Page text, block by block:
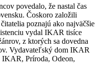
povedalo, že nastal čas
Čoskoro založili
poznajú ako najväčšie
vydal IKAR tisíce
z ktorých sa dovedna
Vydavateľský dom IKAR
IKAR, Príroda, Odeon,